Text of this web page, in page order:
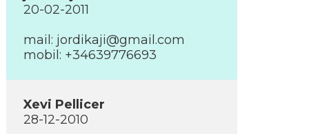
20-02-2011
mail: jordikaji@gmail.com
mobil: +34639776693
Xevi Pellicer
28-12-2010